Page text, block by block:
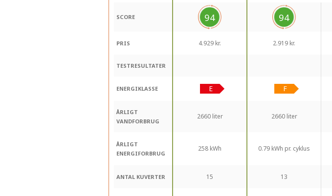
SCORE 94 94
PRIS 4.929 kr. 2.919 kr.
TESTRESULTATER
ENERGIKLASSE
ÅRLIGT
VANDFORBRUG
2660 liter 2660 liter
ÅRLIGT
ENERGIFORBRUG
258 kWh 0.79 kWh pr. cyklus
ANTAL KUVERTER 15 13